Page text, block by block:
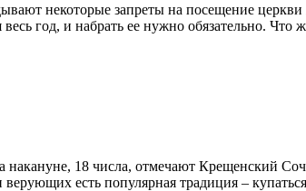
некоторые запреты на посещение
год, и набрать ее нужно обязательно. Что
18 числа, отмечают Крещенский
есть популярная традиция –